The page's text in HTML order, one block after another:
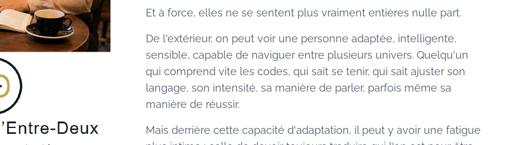
Et à force, elles ne se sentent plus vraiment entières nulle part.
De l'extérieur, on peut voir une personne adaptée, intelligente,
sensible, capable de naviguer entre plusieurs univers. Quelqu'un
qui comprend vite les codes, qui sait se tenir, qui sait ajuster son
langage, son intensité, sa manière de parler, parfois même sa
manière de réussir.
Mais derrière cette capacité d'adaptation, il peut y avoir une fatigue